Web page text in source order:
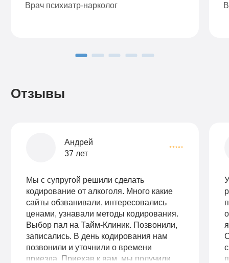
Врач психиатр-нарколог
Отзывы
Андрей
37 лет
Мы с супругой решили сделать
кодирование от алкоголя. Много какие
сайты обзванивали, интересовались
ценами, узнавали методы кодирования.
Выбор пал на Тайм-Клиник. Позвонили,
записались. В день кодирования нам
позвонили и уточнили о времени
приезда. Приехав к вам, мы получили